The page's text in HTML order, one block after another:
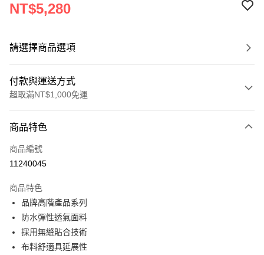
NT$5,280
請選擇商品選項
付款與運送方式
超取滿NT$1,000免運
信用卡一次付款
LINE Pay
街口支付
悠遊付
Google Pay
商品特色
商品編號
11240045
商品特色
品牌高階產品系列
防水彈性透氣面料
採用無縫貼合技術
布料舒適具延展性